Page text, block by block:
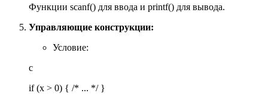
Функции scanf() для ввода и printf() для вывода.
Управляющие конструкции:
Условие:
c
if (x > 0) { /* ... */ }